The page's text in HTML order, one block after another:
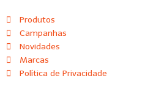
Produtos
Campanhas
Novidades
Marcas
Política de Privacidade